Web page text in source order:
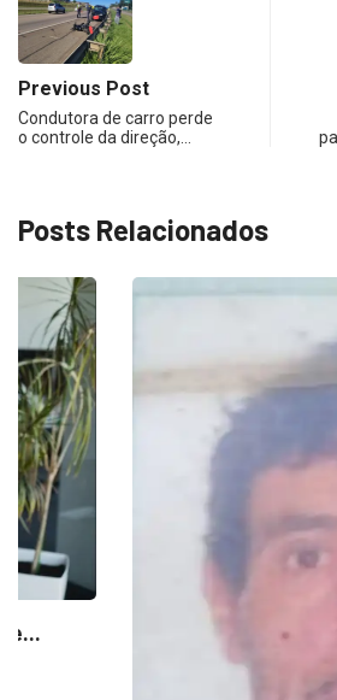
Previous Post
Condutora de carro perde
o controle da direção,…
Posts Relacionados